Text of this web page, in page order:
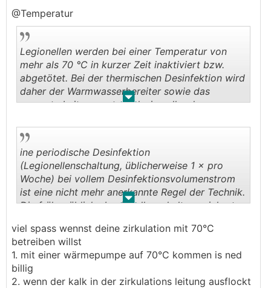
@Temperatur
. .
Legionellen werden bei einer Temperatur von
mehr als 70 °C in kurzer Zeit inaktiviert bzw.
abgetötet. Bei der thermischen Desinfektion wird
daher der Warmwasserbereiter sowie das
gesamte Leitungsnetz inklusive aller der
mehr als 71 °C erwärmt.
. .
ine periodische Desinfektion
(Legionellenschaltung, üblicherweise 1 × pro
Woche) bei vollem Desinfektionsvolumenstrom
ist eine nicht mehr anerkannte Regel der Technik.
Die früher übliche Legionellenschaltung sichert
Warmwasserverteilungssystemen. Oberhalb von
– je nach Region und Härtegrad des Trinkwassers
- 60 °C fällt Kalk im Leitungsnetz aus und kann
große Probleme bereiten
viel spass wennst deine zirkulation mit 70°C
betreiben willst
1. mit einer wärmepumpe auf 70°C kommen is ned
billig
2. wenn der kalk in der zirkulations leitung ausflockt